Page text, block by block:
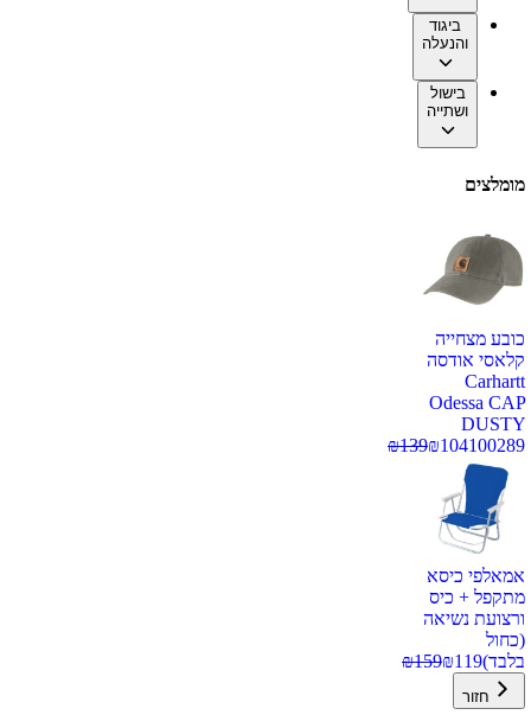
ביגוד
והנעלה
בישול
ושתייה
מומלצים
כובע מצחייה
קלאסי אודסה
Carhartt
Odessa CAP
DUSTY
100289
₪104
₪139
אמאלפי כיסא
מתקפל + כיס
ורצועת נשיאה
(כחול
בלבד)
₪119
₪159
חזור